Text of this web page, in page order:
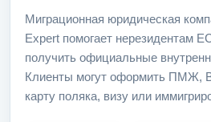
Миграционная юридическая
Expert помогает нерезидентам
получить официальные
Клиенты могут оформить ПМЖ,
карту поляка, визу или